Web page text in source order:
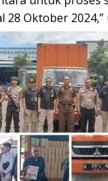
28 Oktober